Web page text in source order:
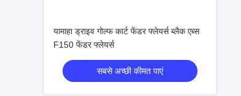
यामाहा ड्राइव गोल्फ कार्ट फेंडर फ्लेयर्स ब्लैक एब्स
F150 फेंडर फ्लेयर्स
सबसे अच्छी कीमत पाएं